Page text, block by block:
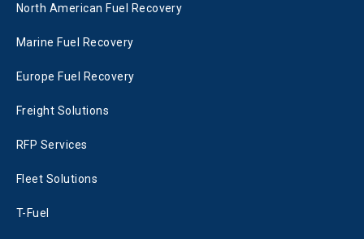
North American Fuel Recovery
Marine Fuel Recovery
Europe Fuel Recovery
Freight Solutions
RFP Services
Fleet Solutions
T-Fuel